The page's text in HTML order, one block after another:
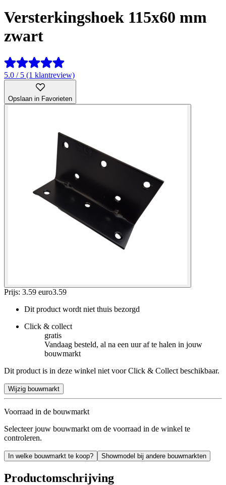
Versterkingshoek 115x60 mm
zwart
5.0 / 5 (1 klantreview)
Opslaan in Favorieten
Prijs: 3.59 euro3.59
Dit product wordt niet thuis bezorgd
Click & collect
gratis
Vandaag besteld, al na een uur af te halen in jouw
bouwmarkt
Dit product is in deze winkel niet voor Click & Collect beschikbaar.
Wijzig bouwmarkt
Voorraad in de bouwmarkt
Selecteer jouw bouwmarkt om de voorraad in de winkel te
controleren.
In welke bouwmarkt te koop? Showmodel bij andere bouwmarkten
Productomschrijving